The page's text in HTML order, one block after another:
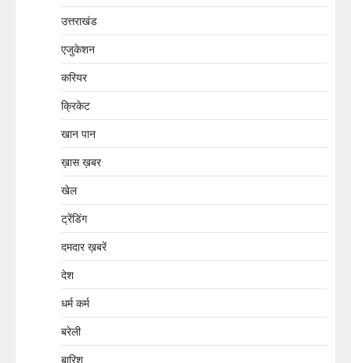
उत्तराखंड
एजुकेशन
करियर
क्रिकेट
खान पान
ख़ास ख़बर
खेल
ट्रेंडिंग
दमदार ख़बरें
देश
धर्म कर्म
बरेली
बारिश